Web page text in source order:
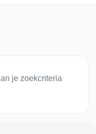
je zoekcriteria